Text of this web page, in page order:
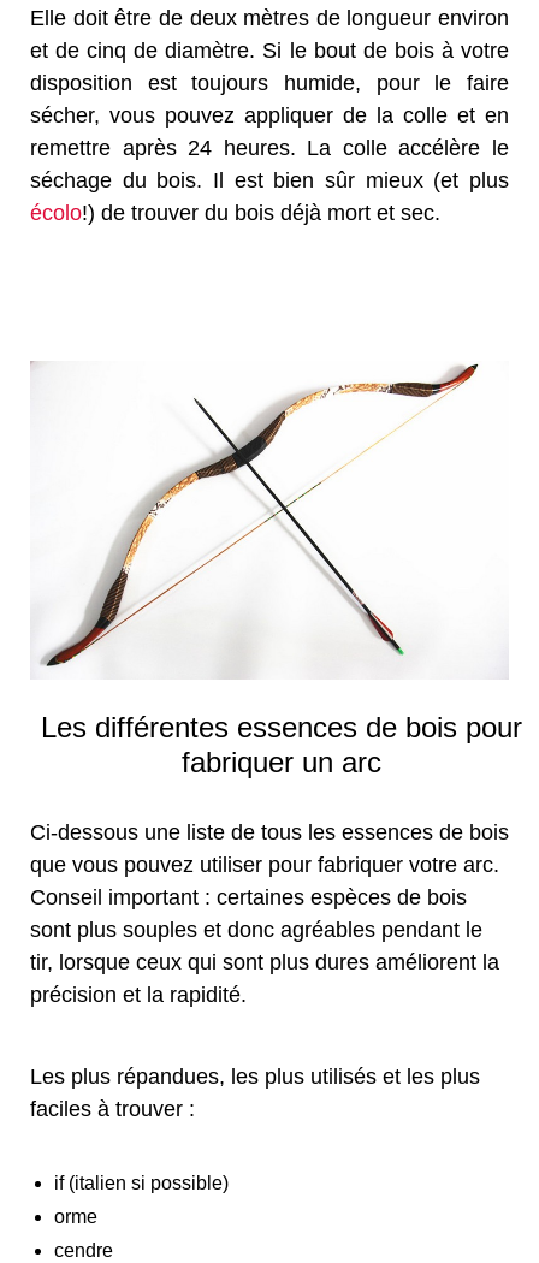
Elle doit être de deux mètres de longueur environ
et de cinq de diamètre. Si le bout de bois à votre
disposition est toujours humide, pour le faire
sécher, vous pouvez appliquer de la colle et en
remettre après 24 heures. La colle accélère le
séchage du bois. Il est bien sûr mieux (et plus
écolo!) de trouver du bois déjà mort et sec.
Les différentes essences de bois pour
fabriquer un arc
Ci-dessous une liste de tous les essences de bois
que vous pouvez utiliser pour fabriquer votre arc.
Conseil important : certaines espèces de bois
sont plus souples et donc agréables pendant le
tir, lorsque ceux qui sont plus dures améliorent la
précision et la rapidité.
Les plus répandues, les plus utilisés et les plus
faciles à trouver :
if (italien si possible)
orme
cendre